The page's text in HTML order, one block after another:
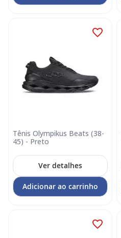
Tênis Olympikus Beats (38-
45) - Preto
Ver detalhes
Adicionar ao carrinho